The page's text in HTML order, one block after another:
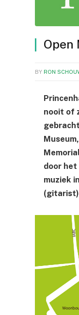
Open
BY RON
nooit of
door het
muziek